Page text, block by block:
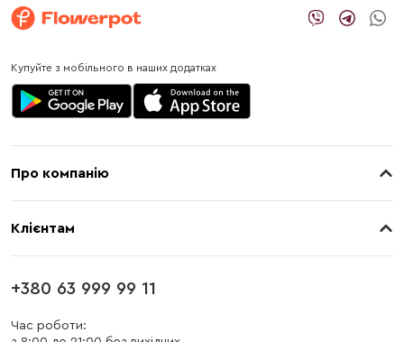
Купуйте з мобільного в наших додатках
Про компанію
Клієнтам
Оплата
Блог
+380 63 999 99 11
Час роботи: